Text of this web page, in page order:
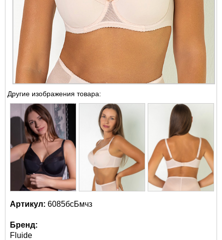
Другие изображения товара:
Артикул: 6085бсБмчз
Бренд:
Fluide